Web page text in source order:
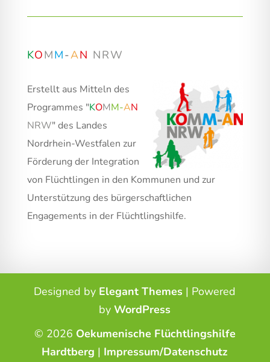
KOMM-AN NRW
Erstellt aus Mitteln des
Programmes "KOMM-AN
NRW" des Landes
Nordrhein-Westfalen zur
Förderung der Integration
von Flüchtlingen in den Kommunen und zur
Unterstützung des bürgerschaftlichen
Engagements in der Flüchtlingshilfe.
Designed by Elegant Themes | Powered
byWordPress
© 2026 Oekumenische Flüchtlingshilfe
Hardtberg | Impressum/Datenschutz